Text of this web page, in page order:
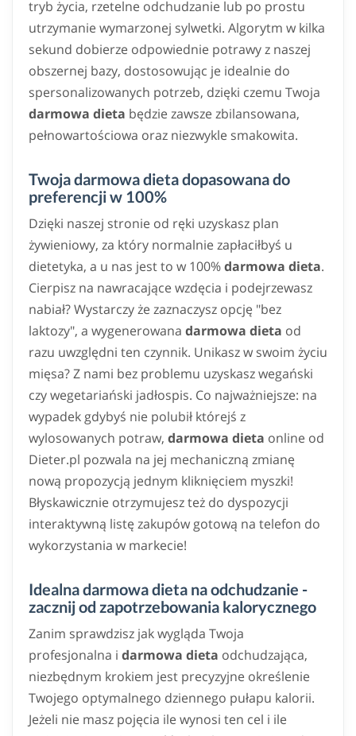
tryb życia, rzetelne odchudzanie lub po prostu
utrzymanie wymarzonej sylwetki. Algorytm w kilka
sekund dobierze odpowiednie potrawy z naszej
obszernej bazy, dostosowując je idealnie do
spersonalizowanych potrzeb, dzięki czemu Twoja
darmowa dieta będzie zawsze zbilansowana,
pełnowartościowa oraz niezwykle smakowita.
Twoja darmowa dieta dopasowana do
preferencji w 100%
Dzięki naszej stronie od ręki uzyskasz plan
żywieniowy, za który normalnie zapłaciłbyś u
dietetyka, a u nas jest to w 100%darmowa dieta.
Cierpisz na nawracające wzdęcia i podejrzewasz
nabiał? Wystarczy że zaznaczysz opcję "bez
laktozy", a wygenerowana darmowa dieta od
razu uwzględni ten czynnik. Unikasz w swoim życiu
mięsa? Z nami bez problemu uzyskasz wegański
czy wegetariański jadłospis. Co najważniejsze: na
wypadek gdybyś nie polubił którejś z
wylosowanych potraw, darmowa dieta online od
Dieter.pl pozwala na jej mechaniczną zmianę
nową propozycją jednym kliknięciem myszki!
Błyskawicznie otrzymujesz też do dyspozycji
interaktywną listę zakupów gotową na telefon do
wykorzystania w markecie!
Idealna darmowa dieta na odchudzanie -
zacznij od zapotrzebowania kalorycznego
Zanim sprawdzisz jak wygląda Twoja
profesjonalna i darmowa dieta odchudzająca,
niezbędnym krokiem jest precyzyjne określenie
Twojego optymalnego dziennego pułapu kalorii.
Jeżeli nie masz pojęcia ile wynosi ten cel i ile